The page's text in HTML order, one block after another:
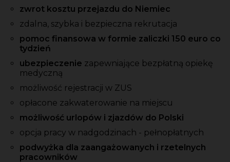
zwrot kosztu przejazdu do Niemiec
zdalna, szybka i bezpieczna rekrutacja
pomoc finansowa w formie zaliczki 150 euro co
tydzień
ubezpieczenie zapewniające bezpłatną opiekę
medyczną
możliwość rejestracji w ZUS
opłacone zakwaterowanie na miejscu
możliwość urlopów i zjazdów do Polski
opcja pracy w nadgodzinach - pełnopłatnych
podwyżka dla zaangażowanych i rzetelnych
pracowników